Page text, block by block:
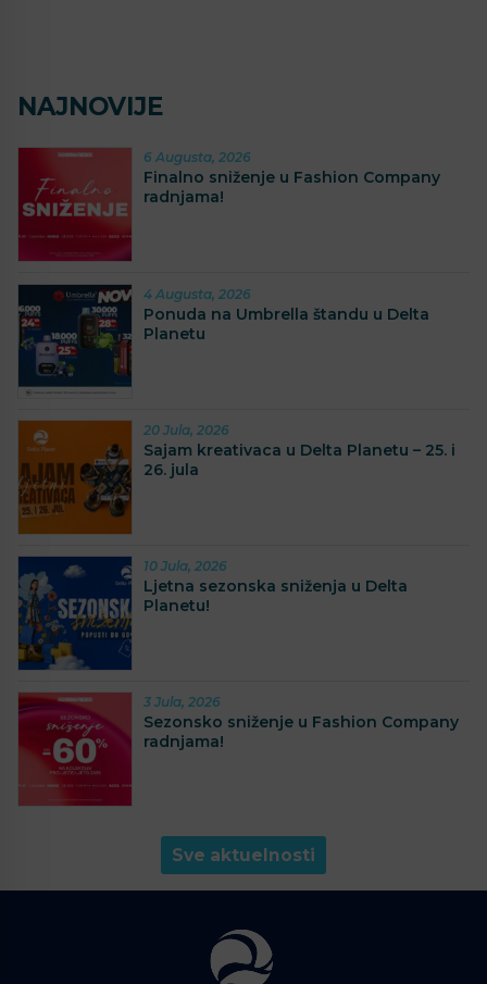
NAJNOVIJE
6 Augusta, 2026
Finalno sniženje u Fashion Company
radnjama!
4 Augusta, 2026
Ponuda na Umbrella štandu u Delta
Planetu
20 Jula, 2026
Sajam kreativaca u Delta Planetu – 25. i
26. jula
10 Jula, 2026
Ljetna sezonska sniženja u Delta
Planetu!
3 Jula, 2026
Sezonsko sniženje u Fashion Company
radnjama!
Sve aktuelnosti